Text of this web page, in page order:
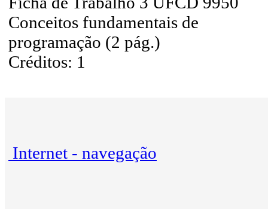
Conceitos fundamentais de
programação (2 pág.)
Créditos: 1
Internet - navegação